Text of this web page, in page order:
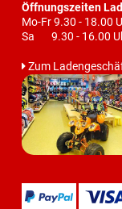
Öffnungszeiten
Mo-Fr 9.30 - 18.00
Sa 9.30 - 16.00
Zum